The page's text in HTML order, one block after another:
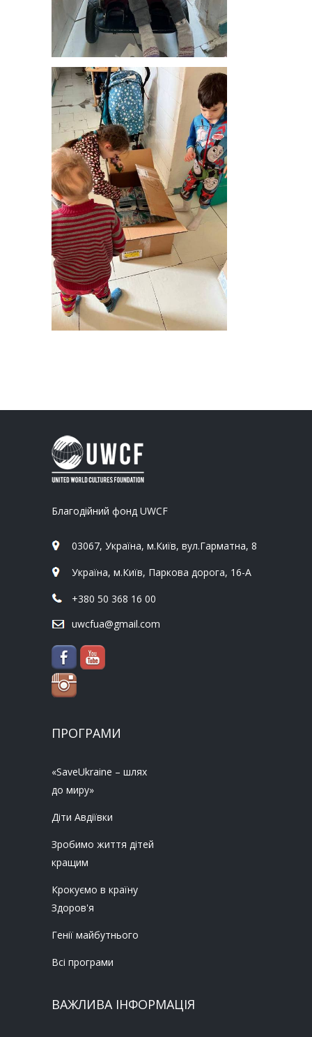
Благодійний фонд UWCF
03067, Україна, м.Київ, вул.Гарматна, 8
Україна, м.Київ, Паркова дорога, 16-А
+380 50 368 16 00
uwcfua@gmail.com
ПРОГРАМИ
«SaveUkraine – шлях
до миру»
Діти Авдіївки
Зробимо життя дітей
кращим
Крокуємо в країну
Здоров'я
Генії майбутнього
Всі програми
ВАЖЛИВА ІНФОРМАЦІЯ